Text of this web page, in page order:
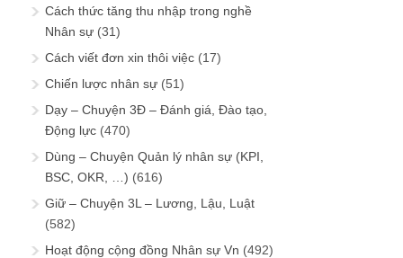
Cách thức tăng thu nhập trong nghề
Nhân sự (31)
Cách viết đơn xin thôi việc (17)
Chiến lược nhân sự (51)
Dạy – Chuyện 3Đ – Đánh giá, Đào tạo,
Động lực (470)
Dùng – Chuyện Quản lý nhân sự (KPI,
BSC, OKR, …) (616)
Giữ – Chuyện 3L – Lương, Lậu, Luật
(582)
Hoạt động cộng đồng Nhân sự Vn (492)